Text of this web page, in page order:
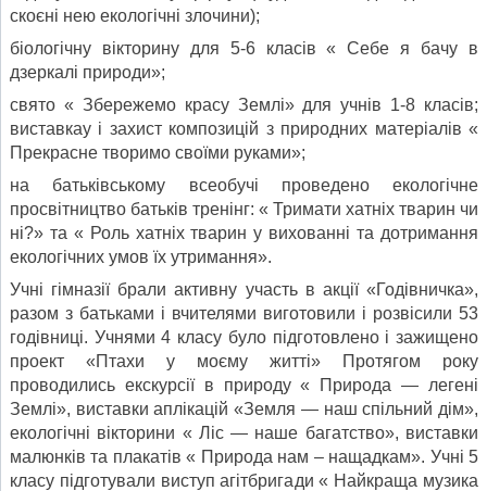
скоєні нею екологічні злочини);
біологічну вікторину для 5-6 класів « Себе я бачу в
дзеркалі природи»;
свято « Збережемо красу Землі» для учнів 1-8 класів;
виставкау і захист композицій з природних матеріалів «
Прекрасне творимо своїми руками»;
на батьківському всеобучі проведено екологічне
просвітництво батьків тренінг: « Тримати хатніх тварин чи
ні?» та « Роль хатніх тварин у вихованні та дотримання
екологічних умов їх утримання».
Учні гімназії брали активну участь в акції «Годівничка»,
разом з батьками і вчителями виготовили і розвісили 53
годівниці. Учнями 4 класу було підготовлено і зажищено
проект «Птахи у моєму житті» Протягом року
проводились екскурсії в природу « Природа — легені
Землі», виставки аплікацій «Земля — наш спільний дім»,
екологічні вікторини « Ліс — наше багатство», виставки
малюнків та плакатів « Природа нам – нащадкам». Учні 5
класу підготували виступ агітбригади « Найкраща музика